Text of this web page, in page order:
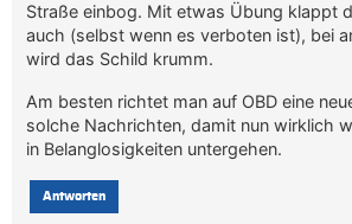
Straße einbog. Mit etwas Übung klappt
auch (selbst wenn es verboten ist), bei
wird das Schild krumm.
Am besten richtet man auf OBD eine
solche Nachrichten, damit nun wirklich
in Belanglosigkeiten untergehen.
Antworten